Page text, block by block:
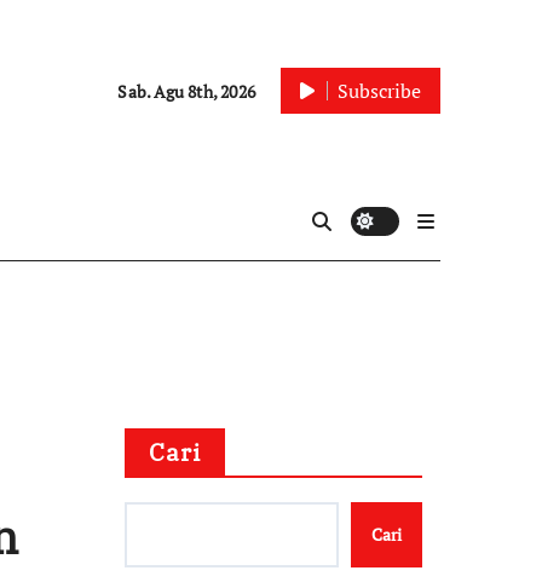
Sab. Agu 8th, 2026 Subscribe
Cari
Cari